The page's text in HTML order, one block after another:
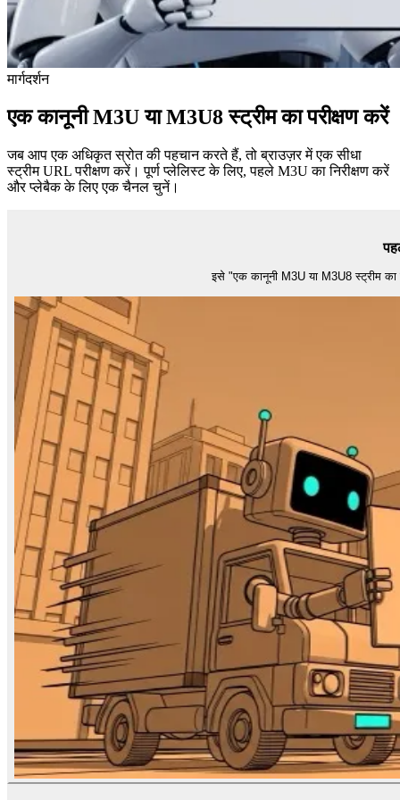
मार्गदर्शन
एक कानूनी M3U या M3U8 स्ट्रीम का परीक्षण करें
जब आप एक अधिकृत स्रोत की पहचान करते हैं, तो ब्राउज़र में एक सीधा
स्ट्रीम URL परीक्षण करें। पूर्ण प्लेलिस्ट के लिए, पहले M3U का निरीक्षण करें
और प्लेबैक के लिए एक चैनल चुनें।
इसे "एक कानूनी M3U या M3U8 स्ट्रीम का